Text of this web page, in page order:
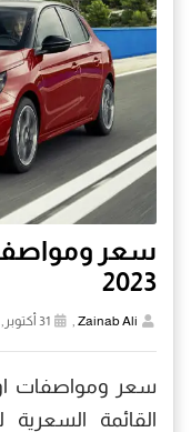
سعر
2023
Zainab Ali
القائمة